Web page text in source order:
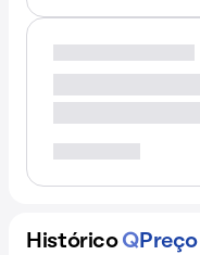
Histórico QPreço